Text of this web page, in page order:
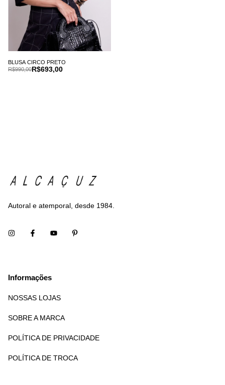
BLUSA CIRCO PRETO
R$693,00
R$990,00
Autoral e atemporal, desde 1984.
Informações
NOSSAS LOJAS
SOBRE A MARCA
POLÍTICA DE PRIVACIDADE
POLÍTICA DE TROCA